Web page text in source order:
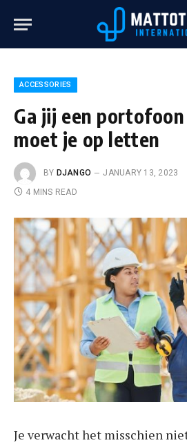
ACCESSORIES
Ga jij een
moet je op letten
BY DJANGO JANUARY 13, 2023
4 MINS READ
Je verwacht het misschien